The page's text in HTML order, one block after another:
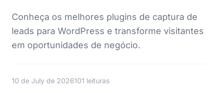
Conheça os melhores plugins de captura de
leads para WordPress e transforme visitantes
em oportunidades de negócio.
10 de July de 2026101 leituras